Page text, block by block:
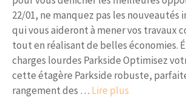
22/01, ne manquez pas les nouveautés
qui vous aideront à mener vos travaux
tout en réalisant de belles économies.
charges lourdes Parkside Optimisez
cette étagère Parkside robuste,
rangement des … Lire plus